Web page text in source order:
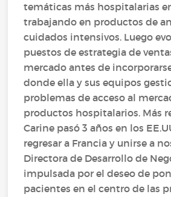
temáticas más hospitalarias
trabajando en productos de
cuidados intensivos. Luego
puestos de estrategia de
mercado antes de
donde ella y sus equipos
problemas de acceso al
productos hospitalarios. Más
Carine pasó 3 años en los
regresar a Francia y unirse a
Directora de Desarrollo de
impulsada por el deseo de
pacientes en el centro de las